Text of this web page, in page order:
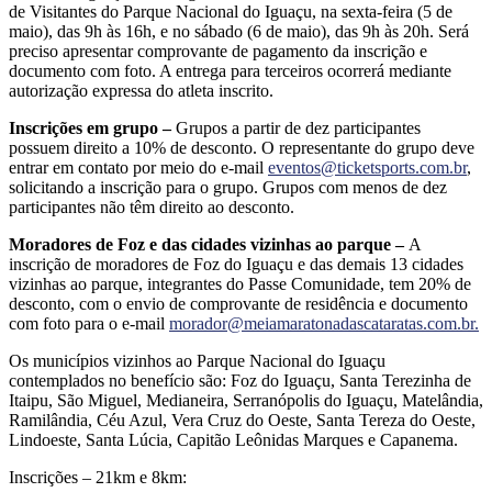
de Visitantes do Parque Nacional do Iguaçu, na sexta-feira (5 de
maio), das 9h às 16h, e no sábado (6 de maio), das 9h às 20h. Será
preciso apresentar comprovante de pagamento da inscrição e
documento com foto. A entrega para terceiros ocorrerá mediante
autorização expressa do atleta inscrito.
Inscrições em grupo –Grupos a partir de dez participantes
possuem direito a 10% de desconto. O representante do grupo deve
entrar em contato por meio do e-mail eventos@ticketsports.com.br,
solicitando a inscrição para o grupo. Grupos com menos de dez
participantes não têm direito ao desconto.
Moradores de Foz e das cidades vizinhas ao parque –A
inscrição de moradores de Foz do Iguaçu e das demais 13 cidades
vizinhas ao parque, integrantes do Passe Comunidade, tem 20% de
desconto, com o envio de comprovante de residência e documento
com foto para o e-mail morador@meiamaratonadascataratas.com.br.
Os municípios vizinhos ao Parque Nacional do Iguaçu
contemplados no benefício são: Foz do Iguaçu, Santa Terezinha de
Itaipu, São Miguel, Medianeira, Serranópolis do Iguaçu, Matelândia,
Ramilândia, Céu Azul, Vera Cruz do Oeste, Santa Tereza do Oeste,
Lindoeste, Santa Lúcia, Capitão Leônidas Marques e Capanema.
Inscrições – 21km e 8km: